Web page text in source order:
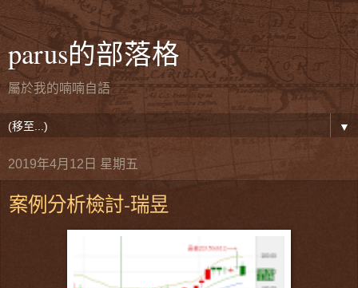
parus的部落格
屬於我的喃喃自語
▼
2019年4月12日 星期五
案例分析檢討-瑞昱